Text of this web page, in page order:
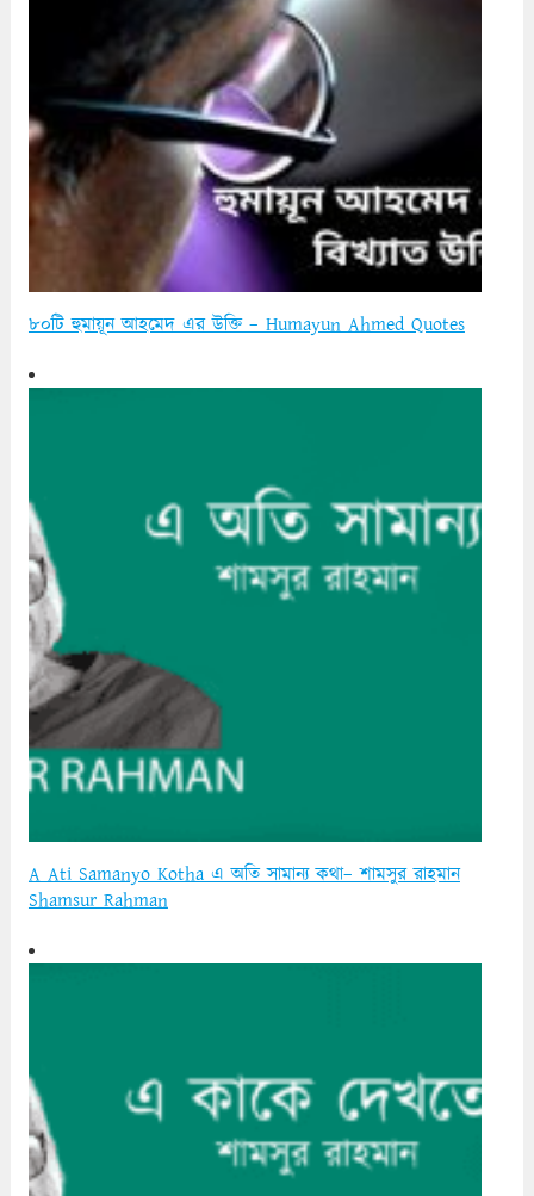
৮০টি হুমায়ূন আহমেদ এর উক্তি – Humayun Ahmed Quotes
A Ati Samanyo Kotha এ অতি সামান্য কথা– শামসুর রাহমান
Shamsur Rahman